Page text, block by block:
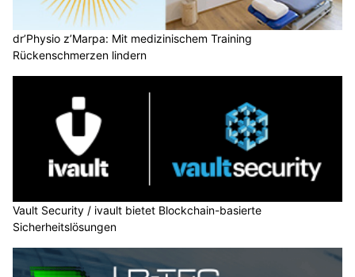
dr’Physio z’Marpa: Mit medizinischem Training
Rückenschmerzen lindern
Vault Security / ivault bietet Blockchain-basierte
Sicherheitslösungen